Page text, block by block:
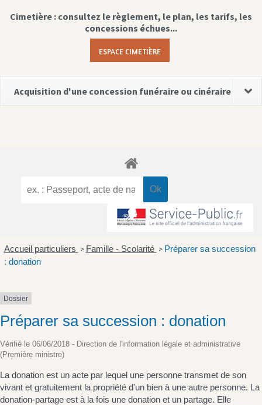
Cimetière : consultez le règlement, le plan, les tarifs, les
concessions échues...
ESPACE CIMETIÈRE
Acquisition d'une concession funéraire ou cinéraire
Accueil particuliers > Famille - Scolarité > Préparer sa succession
: donation
Dossier
Préparer sa succession : donation
Vérifié le 06/06/2018 - Direction de l'information légale et administrative
(Première ministre)
La donation est un acte par lequel une personne transmet de son
vivant et gratuitement la propriété d'un bien à une autre personne. La
donation-partage est à la fois une donation et un partage. Elle